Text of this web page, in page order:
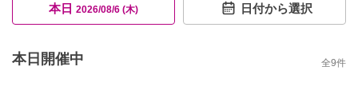
本日 2026/08/6 (木) 日付から選択
本日開催中 全9件